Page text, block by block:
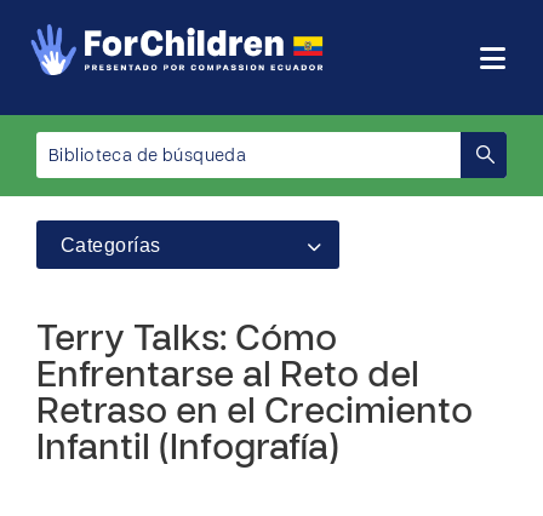
Categorías
Terry Talks: Cómo
Enfrentarse al Reto del
Retraso en el Crecimiento
Infantil (Infografía)